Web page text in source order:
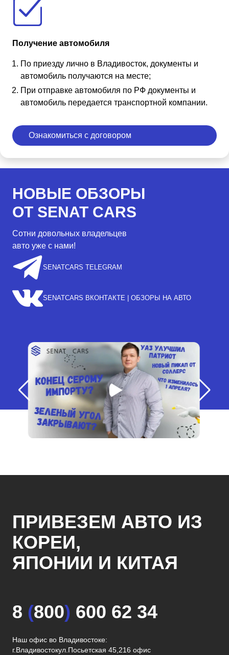
Получение автомобиля
По приезду лично в Владивосток, документы и
автомобиль получаются на месте;
При отправке автомобиля по РФ документы и
автомобиль передается транспортной компании.
Ознакомиться с договором
НОВЫЕ ОБЗОРЫ
ОТ SENAT CARS
Сотни довольных владельцев
авто уже с нами!
SENATCARS TELEGRAM
SENATCARS ВКОНТАКТЕ | ОБЗОРЫ НА АВТО
ПРИВЕЗЕМ АВТО ИЗ
КОРЕИ,
ЯПОНИИ И КИТАЯ
8 (800) 600 62 34
Наш офис во Владивостоке:
г.Владивостокул.Посьетская 45,216 офис